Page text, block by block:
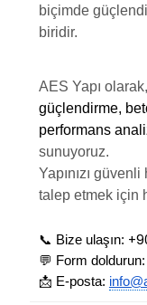
biçimde
biridir.
AES Yapı
güçlendirme,
performans
sunuyoruz.
Yapınızı
talep etmek için
📞 Bize ulaşın:
💬 Form doldurun:
📩 E-posta: